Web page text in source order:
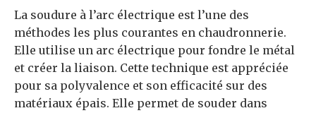
La soudure à l’arc électrique est l’une des
méthodes les plus courantes en chaudronnerie.
Elle utilise un arc électrique pour fondre le métal
et créer la liaison. Cette technique est appréciée
pour sa polyvalence et son efficacité sur des
matériaux épais. Elle permet de souder dans